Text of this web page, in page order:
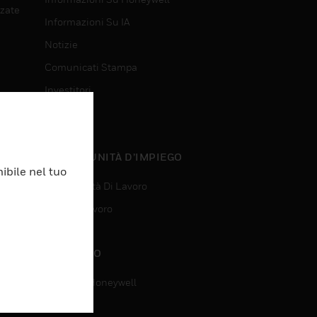
Informazioni Su IA
Notizie
Comunicati Stampa
Investitori
OPPORTUNITÀ D’IMPIEGO
Opportunità Di Lavoro
Ricerca Lavoro
CONTATTO
Contatta Honeywell
nel tuo